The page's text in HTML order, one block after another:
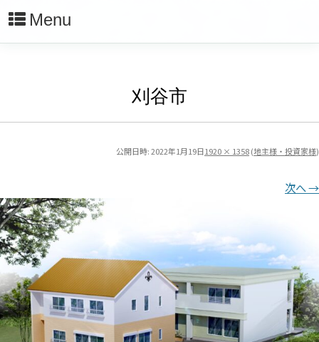
Menu
刈谷市
公開日時:2022年1月19日1920 × 1358(地主様・投資家様)
次へ →